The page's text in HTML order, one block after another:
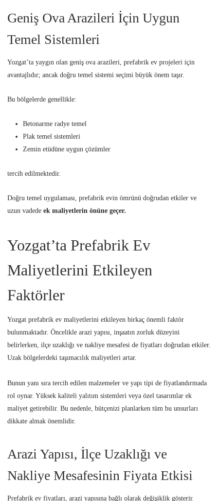
Geniş Ova Arazileri İçin Uygun
Temel Sistemleri
Yozgat’ta yaygın olan geniş ova arazileri, prefabrik ev projeleri için
avantajlıdır; ancak doğru temel sistemi seçimi büyük önem taşır.
Bu bölgelerde genellikle:
Betonarme radye temel
Plak temel sistemleri
Zemin etüdüne uygun çözümler
tercih edilmektedir.
Doğru temel uygulaması, prefabrik evin ömrünü doğrudan etkiler ve
uzun vadede ek maliyetlerin önüne geçer.
Yozgat’ta Prefabrik Ev
Maliyetlerini Etkileyen
Faktörler
Yozgat prefabrik ev maliyetlerini etkileyen birkaç önemli faktör
bulunmaktadır. Öncelikle arazi yapısı, inşaatın zorluk düzeyini
belirlerken, ilçe uzaklığı ve nakliye mesafesi de fiyatları doğrudan etkiler.
Uzak bölgelerdeki taşımacılık maliyetleri artar.
Bunun yanı sıra tercih edilen malzemeler ve yapı tipi de fiyatlandırmada
rol oynar. Yüksek kaliteli yalıtım sistemleri veya özel tasarımlar ek
maliyet getirebilir. Bu nedenle, bütçenizi planlarken tüm bu unsurları
dikkate almak önemlidir.
Arazi Yapısı, İlçe Uzaklığı ve
Nakliye Mesafesinin Fiyata Etkisi
Prefabrik ev fiyatları, arazi yapısına bağlı olarak değişiklik gösterir.